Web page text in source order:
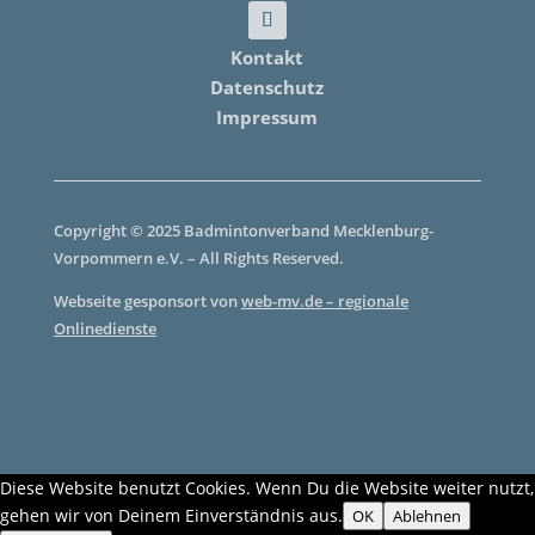
Kontakt
Datenschutz
Impressum
Copyright © 2025 Badmintonverband Mecklenburg-
Vorpommern e.V. – All Rights Reserved.
Webseite gesponsort vonweb-mv.de – regionale
Onlinedienste
Diese Website benutzt Cookies. Wenn Du die Website weiter nutzt,
gehen wir von Deinem Einverständnis aus. OK
Ablehnen